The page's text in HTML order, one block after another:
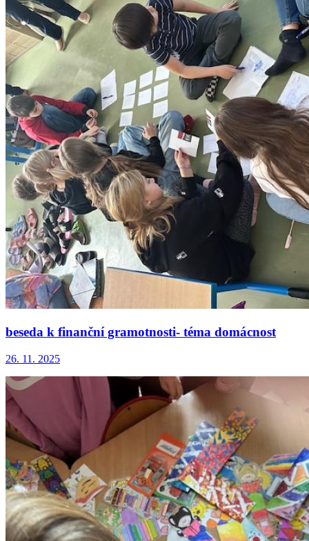
beseda k finanční gramotnosti- téma domácnost
26. 11. 2025